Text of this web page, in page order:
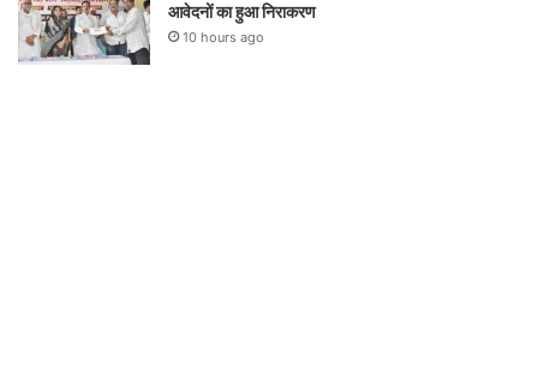
आवेदनों का हुआ निराकरण
10 hours ago